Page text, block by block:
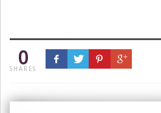
0
SHARES